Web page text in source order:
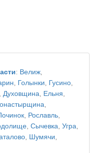
: Велиж,
, Голынки, Гусино,
, Духовщина, Ельня,
,
, Рославль,
, Сычевка, Угра,
, Шумячи,